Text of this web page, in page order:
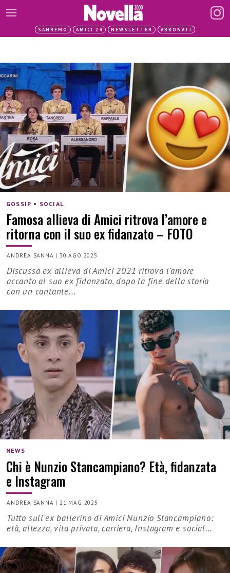
SANREMO AMICI 24 NEWSLETTER ABBONATI
GOSSIP • SOCIAL
Famosa allieva di Amici ritrova l’amore e
ritorna con il suo ex fidanzato – FOTO
ANDREA SANNA |30 AGO 2025
Discussa ex allieva di Amici 2021 ritrova l’amore
accanto al suo ex fidanzato, dopo la fine della storia
con un cantante...
NEWS
Chi è Nunzio Stancampiano? Età, fidanzata
e Instagram
ANDREA SANNA | 21 MAG 2025
Tutto sull'ex ballerino di Amici Nunzio Stancampiano:
età, altezza, vita privata, carriera, Instagram e social...